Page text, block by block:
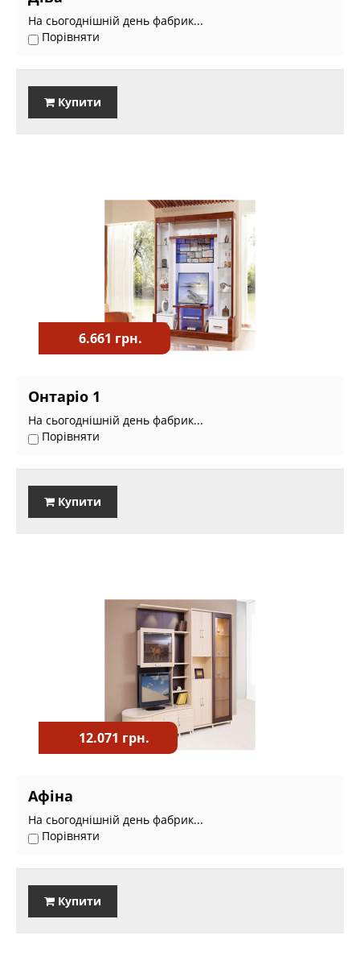
На сьогоднішній день фабрик...
Порівняти
Купити
6.661 грн.
Онтаріо 1
На сьогоднішній день фабрик...
Порівняти
Купити
12.071 грн.
Афіна
На сьогоднішній день фабрик...
Порівняти
Купити